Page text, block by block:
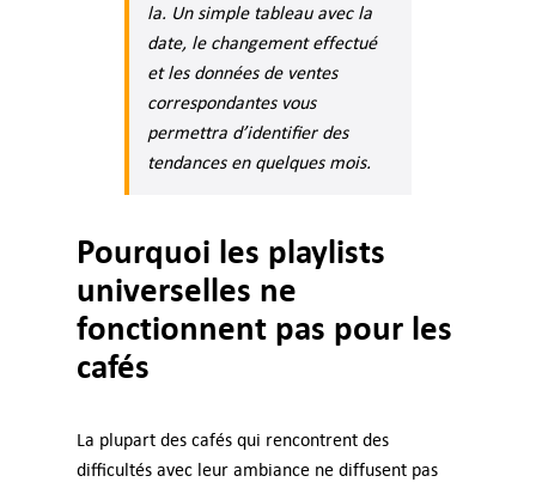
la. Un simple tableau avec la
date, le changement effectué
et les données de ventes
correspondantes vous
permettra d’identifier des
tendances en quelques mois.
Pourquoi les playlists
universelles ne
fonctionnent pas pour les
cafés
La plupart des cafés qui rencontrent des
difficultés avec leur ambiance ne diffusent pas